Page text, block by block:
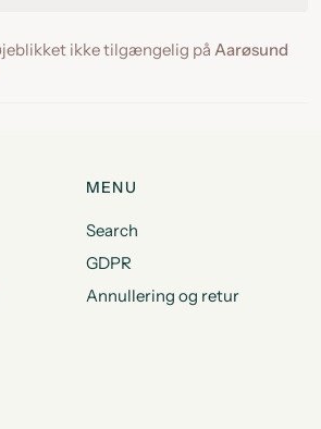
ikke tilgængelig på Aarøsund
MENU
Search
GDPR
Annullering og retur